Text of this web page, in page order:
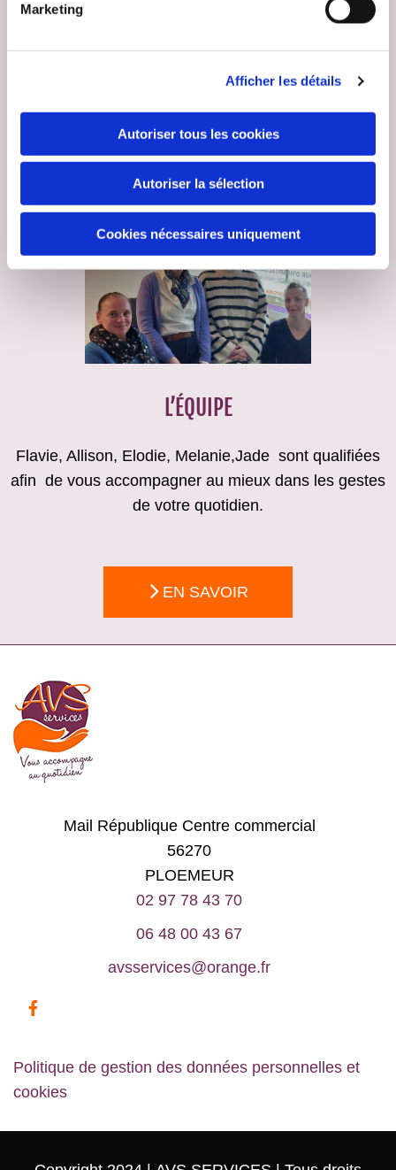
Marketing
Afficher les détails
Autoriser tous les cookies
Autoriser la sélection
Cookies nécessaires uniquement
choisir au mieux l’offre qui vous convient.
EN SAVOIR
L’ÉQUIPE
Flavie, Allison, Elodie, Melanie,Jade sont qualifiées
afin de vous accompagner au mieux dans les gestes
de votre quotidien.
EN SAVOIR
Mail République Centre commercial
56270
PLOEMEUR
02 97 78 43 70
06 48 00 43 67
avsservices@orange.fr
Politique de gestion des données personnelles et
cookies